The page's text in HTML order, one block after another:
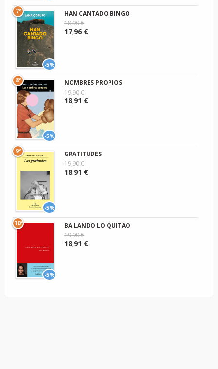
-5%
7º
HAN CANTADO BINGO
18,90 €
17,96 €
-5%
8º
NOMBRES PROPIOS
19,90 €
18,91 €
-5%
9º
GRATITUDES
19,90 €
18,91 €
-5%
10º
BAILANDO LO QUITAO
19,90 €
18,91 €